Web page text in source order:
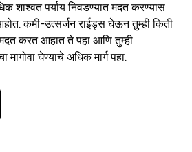
शाश्वत पर्याय निवडण्यात मदत करण्यास
कमी-उत्सर्जन राईड्स घेऊन तुम्ही किती
करत आहात ते पहा आणि तुम्ही
मागोवा घेण्याचे अधिक मार्ग पहा.